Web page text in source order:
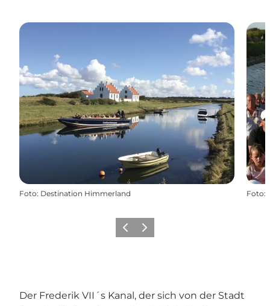
Foto: Destination Himmerland Foto:
Vorherige Folie
Nächste Folie
Der Frederik VII´s Kanal, der sich von der Stadt